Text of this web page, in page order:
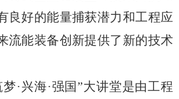
良好的能量捕获潜力和工程应
流能装备创新提供了新的技术
梦·兴海·强国”大讲堂是由工程